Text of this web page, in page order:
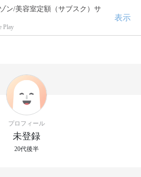
ン/美容室定額（サブスク）サ
Play
表示
プロフィール
未登録
20代後半